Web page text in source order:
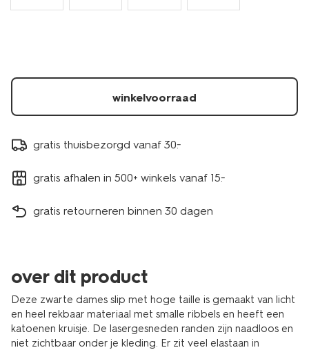
winkelvoorraad
gratis thuisbezorgd vanaf 30.-
gratis afhalen in 500+ winkels vanaf 15.-
gratis retourneren binnen 30 dagen
over dit product
Deze zwarte dames slip met hoge taille is gemaakt van licht
en heel rekbaar materiaal met smalle ribbels en heeft een
katoenen kruisje. De lasergesneden randen zijn naadloos en
niet zichtbaar onder je kleding. Er zit veel elastaan in